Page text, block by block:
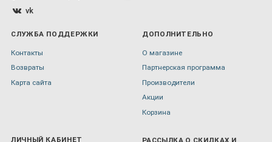
vk
СЛУЖБА ПОДДЕРЖКИ
Контакты
Возвраты
Карта сайта
ДОПОЛНИТЕЛЬНО
О магазине
Партнерская программа
Производители
Акции
Корзина
ЛИЧНЫЙ КАБИНЕТ РАССЫЛКА О СКИДКАХ И